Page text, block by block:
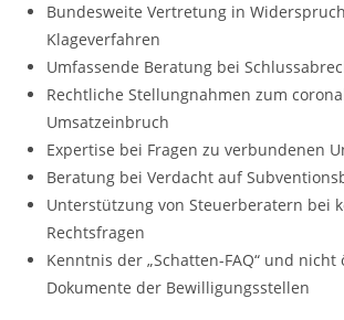
Bundesweite Vertretung in
Klageverfahren
Umfassende Beratung bei
Rechtliche Stellungnahmen zum
Umsatzeinbruch
Expertise bei Fragen zu verbundenen
Beratung bei Verdacht auf
Unterstützung von Steuerberatern bei
Rechtsfragen
Kenntnis der „Schatten-FAQ“ und
Dokumente der Bewilligungsstellen